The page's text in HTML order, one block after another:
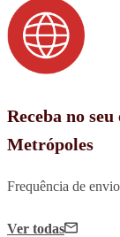
Receba no
Metrópoles
Frequência de
Ver todas